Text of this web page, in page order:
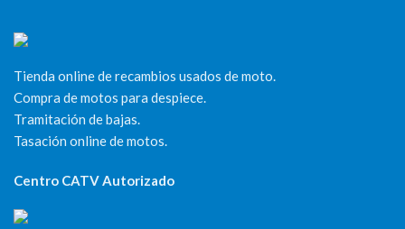
Tienda online de recambios usados de moto.
Compra de motos para despiece.
Tramitación de bajas.
Tasación online de motos.
Centro CATV Autorizado